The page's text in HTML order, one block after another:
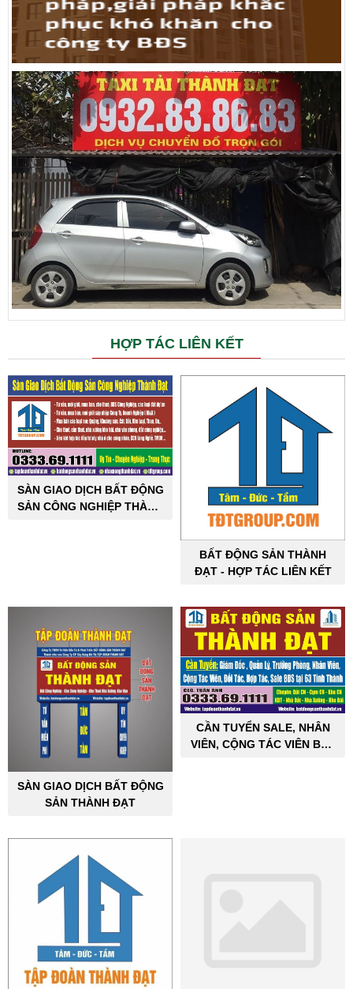
HỢP TÁC LIÊN KẾT
SÀN GIAO DỊCH BẤT ĐỘNG
SẢN CÔNG NGHIỆP THÀNH
BẤT ĐỘNG SẢN THÀNH
ĐẠT - HỢP TÁC LIÊN KẾT
SÀN GIAO DỊCH BẤT ĐỘNG
SẢN THÀNH ĐẠT
CẦN TUYỂN SALE, NHÂN
VIÊN, CỘNG TÁC VIÊN BẤT